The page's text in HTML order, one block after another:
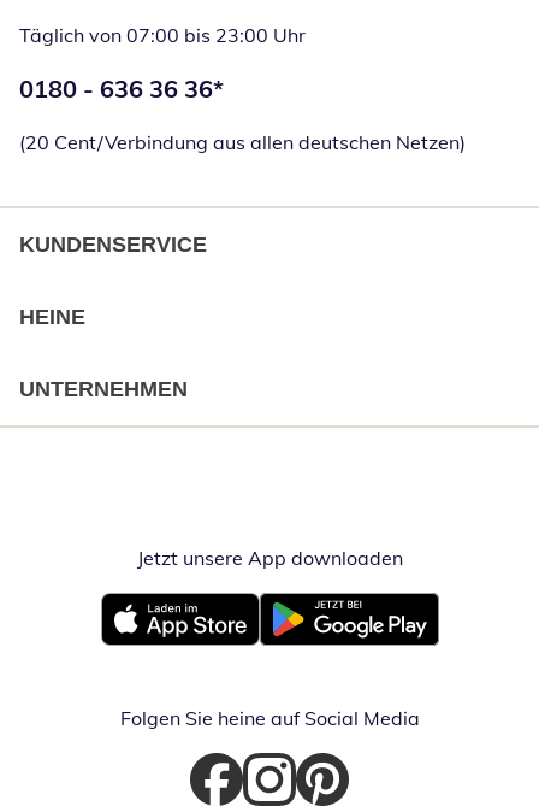
Täglich von 07:00 bis 23:00 Uhr
Telefonnummer:
0180 - 636 36 36*
(20 Cent/Verbindung aus allen deutschen Netzen)
KUNDENSERVICE
HEINE
UNTERNEHMEN
Jetzt unsere App downloadenÖffnet in
Öffnet in neuem FensterÖffnet in neuem Fenster
Folgen Sie heine auf Social Media
Öffnet in neuem Fenster
Öffnet in neuem Fenster
Öffnet in neuem Fenster